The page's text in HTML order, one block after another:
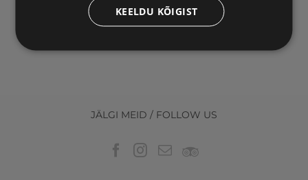
Tilga tee, Muri küla, Luunja vald
JÄLGI MEID / FOLLOW US
KEELDU KÕIGIST